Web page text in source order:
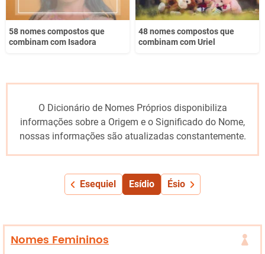
58 nomes compostos que
combinam com Isadora
48 nomes compostos que
combinam com Uriel
O Dicionário de Nomes Próprios disponibiliza
informações sobre a Origem e o Significado do Nome,
nossas informações são atualizadas constantemente.
Esequiel Esídio Ésio
Nomes Femininos